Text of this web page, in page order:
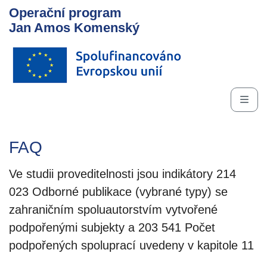
Operační program
Jan Amos Komenský
FAQ
Ve studii proveditelnosti jsou indikátory 214
023 Odborné publikace (vybrané typy) se
zahraničním spoluautorstvím vytvořené
podpořenými subjekty a 203 541 Počet
podpořených spoluprací uvedeny v kapitole 11